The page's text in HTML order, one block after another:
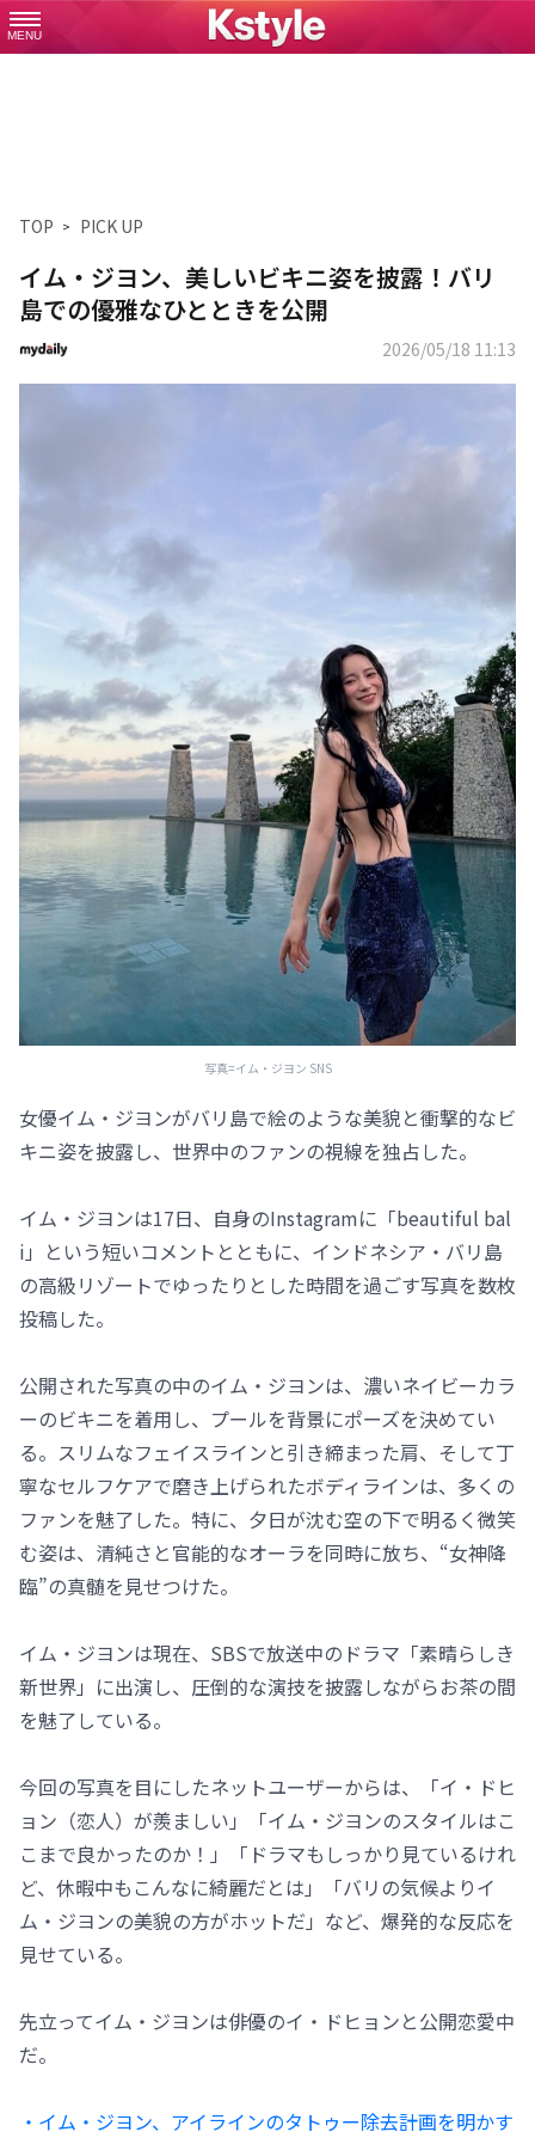
MENU
TOP PICK UP
イム・ジヨン、美しいビキニ姿を披露！バリ
島での優雅なひとときを公開
2026/05/18 11:13
写真=イム・ジヨン SNS
女優イム・ジヨンがバリ島で絵のような美貌と衝撃的なビ
キニ姿を披露し、世界中のファンの視線を独占した。
イム・ジヨンは17日、自身のInstagramに「beautiful bal
i」という短いコメントとともに、インドネシア・バリ島
の高級リゾートでゆったりとした時間を過ごす写真を数枚
投稿した。
公開された写真の中のイム・ジヨンは、濃いネイビーカラ
ーのビキニを着用し、プールを背景にポーズを決めてい
る。スリムなフェイスラインと引き締まった肩、そして丁
寧なセルフケアで磨き上げられたボディラインは、多くの
ファンを魅了した。特に、夕日が沈む空の下で明るく微笑
む姿は、清純さと官能的なオーラを同時に放ち、“女神降
臨”の真髄を見せつけた。
イム・ジヨンは現在、SBSで放送中のドラマ「素晴らしき
新世界」に出演し、圧倒的な演技を披露しながらお茶の間
を魅了している。
今回の写真を目にしたネットユーザーからは、「イ・ドヒ
ョン（恋人）が羨ましい」「イム・ジヨンのスタイルはこ
こまで良かったのか！」「ドラマもしっかり見ているけれ
ど、休暇中もこんなに綺麗だとは」「バリの気候よりイ
ム・ジヨンの美貌の方がホットだ」など、爆発的な反応を
見せている。
先立ってイム・ジヨンは俳優のイ・ドヒョンと公開恋愛中
だ。
・イム・ジヨン、アイラインのタトゥー除去計画を明かす